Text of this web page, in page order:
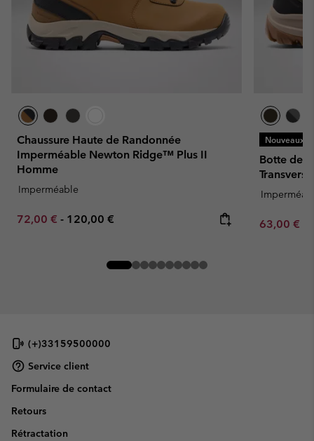
Chaussure Haute de Randonnée
Imperméable Newton Ridge™ Plus II
Homme
Imperméable
Minimum sale price:
72,00 € - Maximum price:
120,00 €
Nouveaux
Botte de
Minimum
63,00 €
(+)33159500000
Service client
Formulaire de contact
Retours
Rétractation